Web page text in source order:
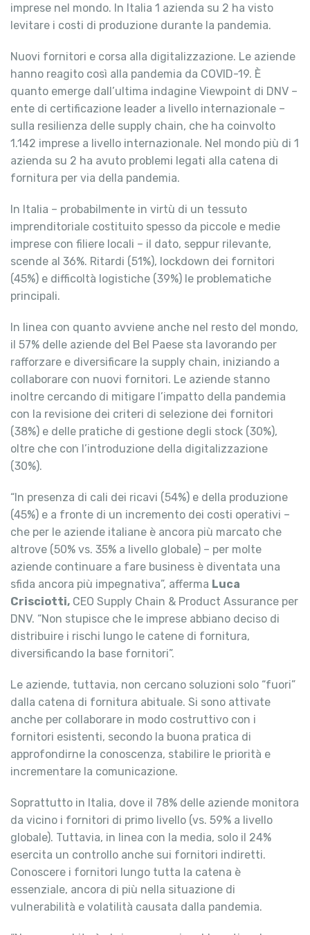
imprese nel mondo. In Italia 1 azienda su 2 ha visto
levitare i costi di produzione durante la pandemia.
Nuovi fornitori e corsa alla digitalizzazione. Le aziende
hanno reagito così alla pandemia da COVID-19. È
quanto emerge dall’ultima indagine Viewpoint di DNV –
ente di certificazione leader a livello internazionale –
sulla resilienza delle supply chain, che ha coinvolto
1.142 imprese a livello internazionale. Nel mondo più di 1
azienda su 2 ha avuto problemi legati alla catena di
fornitura per via della pandemia.
In Italia – probabilmente in virtù di un tessuto
imprenditoriale costituito spesso da piccole e medie
imprese con filiere locali – il dato, seppur rilevante,
scende al 36%. Ritardi (51%), lockdown dei fornitori
(45%) e difficoltà logistiche (39%) le problematiche
principali.
In linea con quanto avviene anche nel resto del mondo,
il 57% delle aziende del Bel Paese sta lavorando per
rafforzare e diversificare la supply chain, iniziando a
collaborare con nuovi fornitori. Le aziende stanno
inoltre cercando di mitigare l’impatto della pandemia
con la revisione dei criteri di selezione dei fornitori
(38%) e delle pratiche di gestione degli stock (30%),
oltre che con l’introduzione della digitalizzazione
(30%).
“In presenza di cali dei ricavi (54%) e della produzione
(45%) e a fronte di un incremento dei costi operativi –
che per le aziende italiane è ancora più marcato che
altrove (50% vs. 35% a livello globale) – per molte
aziende continuare a fare business è diventata una
sfida ancora più impegnativa”, afferma Luca
Crisciotti, CEO Supply Chain & Product Assurance per
DNV. “Non stupisce che le imprese abbiano deciso di
distribuire i rischi lungo le catene di fornitura,
diversificando la base fornitori”.
Le aziende, tuttavia, non cercano soluzioni solo “fuori”
dalla catena di fornitura abituale. Si sono attivate
anche per collaborare in modo costruttivo con i
fornitori esistenti, secondo la buona pratica di
approfondirne la conoscenza, stabilire le priorità e
incrementare la comunicazione.
Soprattutto in Italia, dove il 78% delle aziende monitora
da vicino i fornitori di primo livello (vs. 59% a livello
globale). Tuttavia, in linea con la media, solo il 24%
esercita un controllo anche sui fornitori indiretti.
Conoscere i fornitori lungo tutta la catena è
essenziale, ancora di più nella situazione di
vulnerabilità e volatilità causata dalla pandemia.